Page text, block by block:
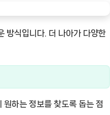
방식입니다. 더 나아가 다양한
하는 정보를 찾도록 돕는 점